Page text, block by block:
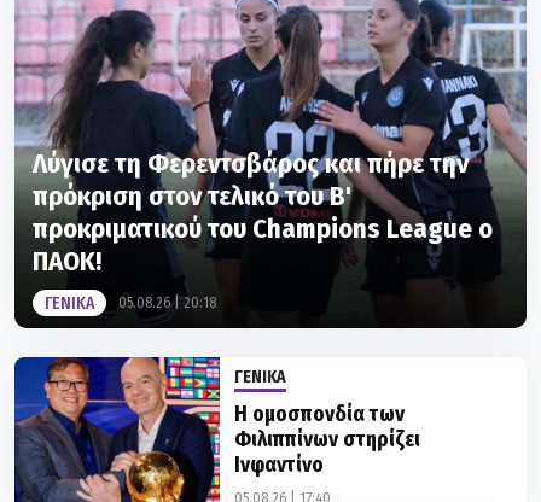
Λύγισε τη Φερεντσβάρος και πήρε την
πρόκριση στον τελικό του Β'
προκριματικού του Champions League ο
ΠΑΟΚ!
ΓΕΝΙΚΑ 05.08.26 | 20:18
ΓΕΝΙΚΑ
Φιλιππίνων στηρίζει
Ινφαντίνο
05.08.26 | 17:40